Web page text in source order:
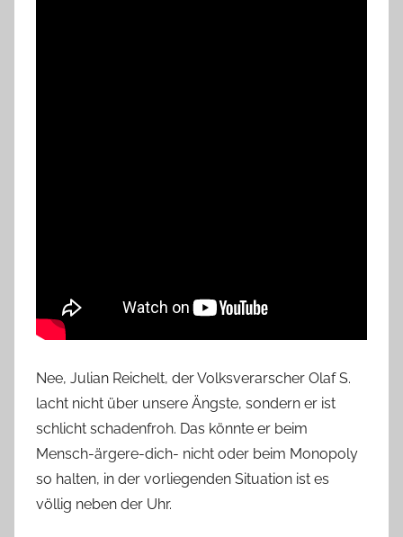
Nee, Julian Reichelt, der Volksverarscher Olaf S.
lacht nicht über unsere Ängste, sondern er ist
schlicht schadenfroh. Das könnte er beim
Mensch-ärgere-dich- nicht oder beim Monopoly
so halten, in der vorliegenden Situation ist es
völlig neben der Uhr.